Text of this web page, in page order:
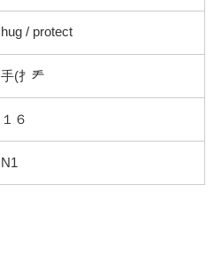
hug / protect
手(扌龵
１６
N1